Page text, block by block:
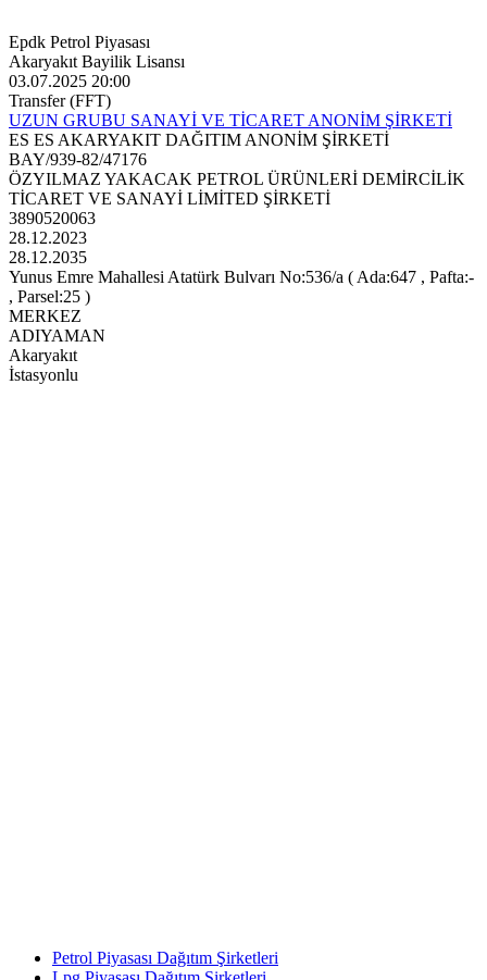
Epdk Petrol Piyasası
Akaryakıt Bayilik Lisansı
03.07.2025 20:00
Transfer (FFT)
UZUN GRUBU SANAYİ VE TİCARET ANONİM ŞİRKETİ
ES ES AKARYAKIT DAĞITIM ANONİM ŞİRKETİ
BAY/939-82/47176
ÖZYILMAZ YAKACAK PETROL ÜRÜNLERİ DEMİRCİLİK
TİCARET VE SANAYİ LİMİTED ŞİRKETİ
3890520063
28.12.2023
28.12.2035
Yunus Emre Mahallesi Atatürk Bulvarı No:536/a ( Ada:647 , Pafta:-
, Parsel:25 )
MERKEZ
ADIYAMAN
Akaryakıt
İstasyonlu
Petrol Piyasası Dağıtım Şirketleri